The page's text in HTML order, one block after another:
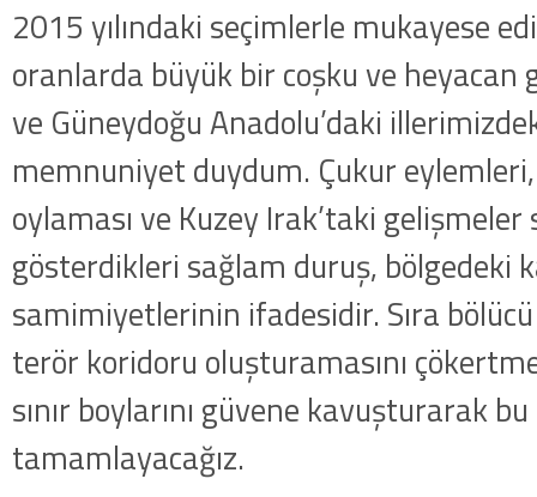
2015 yılındaki seçimlerle mukayese
oranlarda büyük bir coşku ve heyacan
ve Güneydoğu Anadolu’daki
memnuniyet duydum. Çukur
oylaması ve Kuzey Irak’taki gelişmeler
gösterdikleri sağlam duruş, bölgedeki
samimiyetlerinin ifadesidir. Sıra
terör koridoru oluşturamasını
sınır boylarını güvene kavuşturarak
tamamlayacağız.